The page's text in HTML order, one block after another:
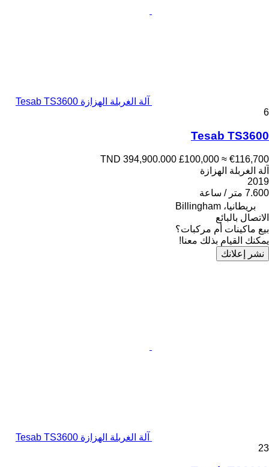
آلة الغربلة الهزازة Tesab TS3600
6
Tesab TS3600
TND 394,900.000 £100,000 ≈ €116,700
آلة الغربلة الهزازة
2019
7.600 متر / ساعة
بريطانيا، Billingham
الاتصال بالبائع
بيع ماكينات أم مركبات؟
يمكنك القيام بذلك معنا!
نشر إعلانك
آلة الغربلة الهزازة Tesab TS3600
23